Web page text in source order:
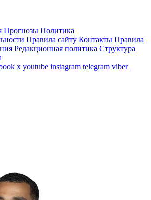
Прогнозы Политика
Правила сайту Контакты Правила
Редакционная политика Структура
x youtube instagram telegram viber